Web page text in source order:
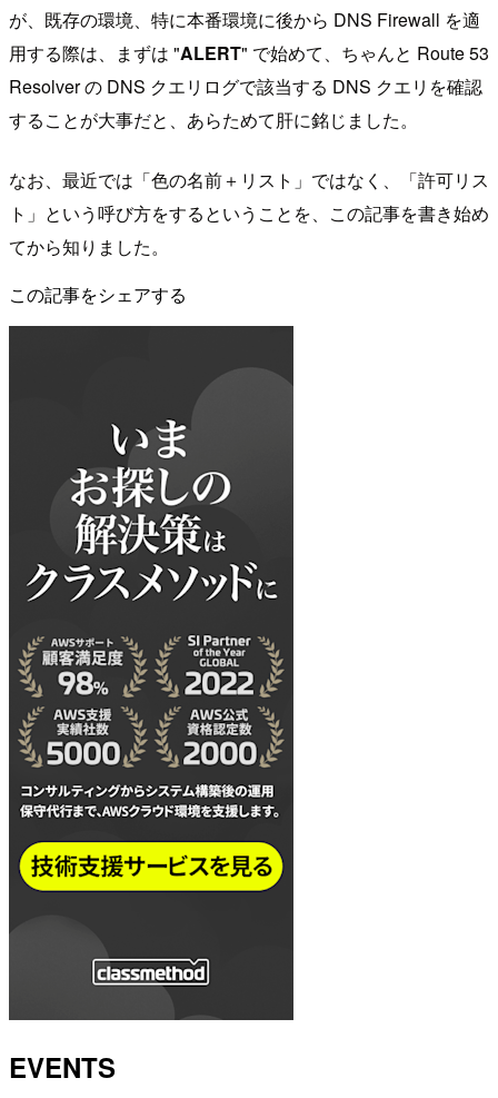
が、既存の環境、特に本番環境に後から DNS Firewall を適
用する際は、まずは "ALERT" で始めて、ちゃんと Route 53
Resolver の DNS クエリログで該当する DNS クエリを確認
することが大事だと、あらためて肝に銘じました。
なお、最近では「色の名前＋リスト」ではなく、「許可リス
ト」という呼び方をするということを、この記事を書き始め
てから知りました。
この記事をシェアする
EVENTS